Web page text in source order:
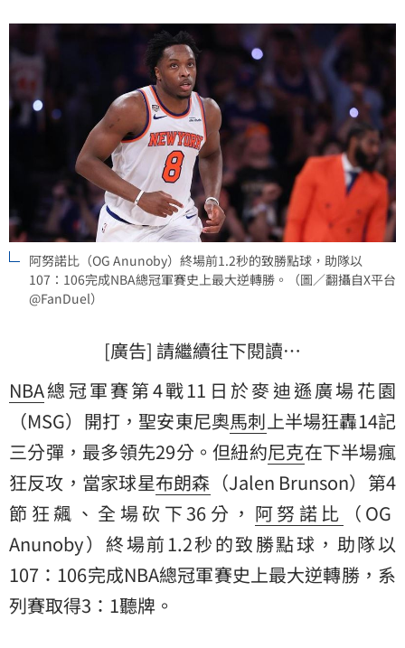
阿努諾比（OG Anunoby）終場前1.2秒的致勝點球，助隊以
107：106完成NBA總冠軍賽史上最大逆轉勝。（圖／翻攝自X平台
@FanDuel）
[廣告] 請繼續往下閱讀…
NBA總冠軍賽第4戰11日於麥迪遜廣場花園
（MSG）開打，聖安東尼奧馬刺 上半場狂轟14記
三分彈，最多領先29分。但紐約尼克在下半場瘋
狂反攻，當家球星布朗森 （Jalen Brunson）第4
節狂飆、全場砍下36分， 阿努諾比
（OG
Anunoby）終場前1.2秒的致勝點球，助隊以
107：106完成NBA總冠軍賽史上最大逆轉勝，系
列賽取得3：1聽牌。